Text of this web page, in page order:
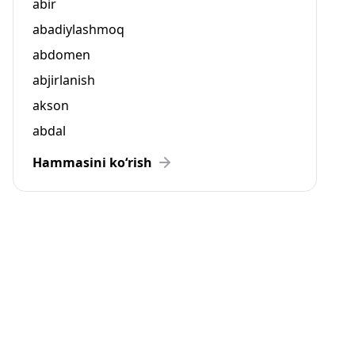
abir
abadiylashmoq
abdomen
abjirlanish
akson
abdal
Hammasini ko‘rish